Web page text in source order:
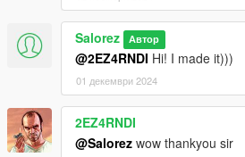
Salorez Автор
@2EZ4RNDI Hi! I made it)))
01 декември 2024
2EZ4RNDI
@Salorez wow thankyou sir